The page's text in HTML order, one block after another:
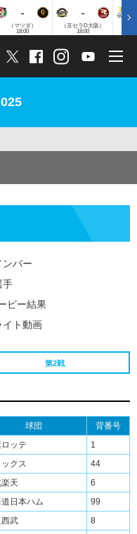
-
（マツダ）
18:00
-
（京セラD大阪）
18:00
ンバー
手
ビー結果
イト動画
第2戦
球団
背番号
ッテ
1
クス
44
天
6
日本ハム
99
武
8